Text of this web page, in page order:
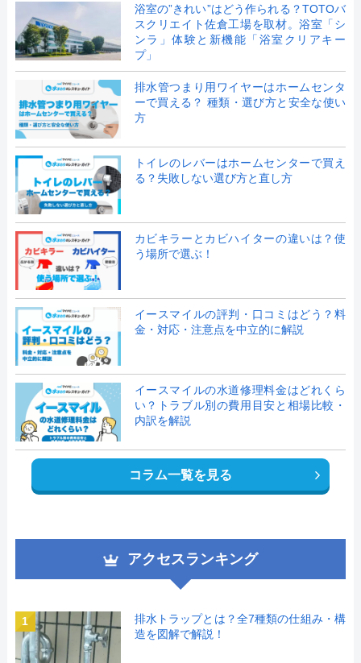
浴室の”きれい”はどう作られる？TOTOバ
スクリエイト佐倉工場を取材。浴室「シ
ンラ」体験と新機能「浴室クリアキー
プ」
排水管つまり用ワイヤーはホームセンタ
ーで買える？ 種類・選び方と安全な使い
方
トイレのレバーはホームセンターで買え
る？失敗しない選び方と直し方
カビキラーとカビハイターの違いは？使
う場所で選ぶ！
イースマイルの評判・口コミはどう？料
金・対応・注意点を中立的に解説
イースマイルの水道修理料金はどれくら
い？トラブル別の費用目安と相場比較・
内訳を解説
コラム一覧を見る
アクセスランキング
1
排水トラップとは？全7種類の仕組み・構
造を図解で解説！